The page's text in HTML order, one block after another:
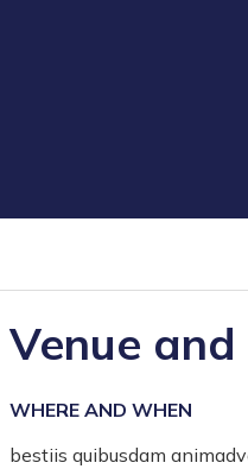
Venue
WHERE AND WHEN
bestiis quibusdam